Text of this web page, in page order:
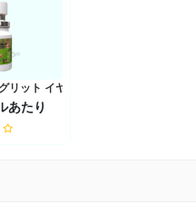
リット イヤードロップ
あたり